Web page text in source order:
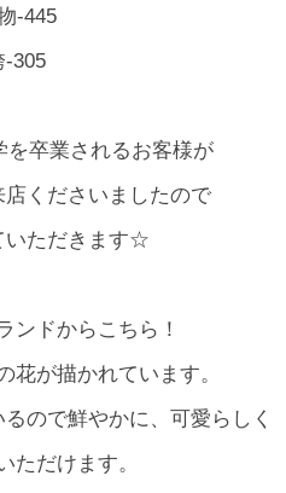
-445
-305
を卒業されるお客様が
くださいましたので
いただきます☆
ンドからこちら！
花が描かれています。
ので鮮やかに、可愛らしく
ただけます。